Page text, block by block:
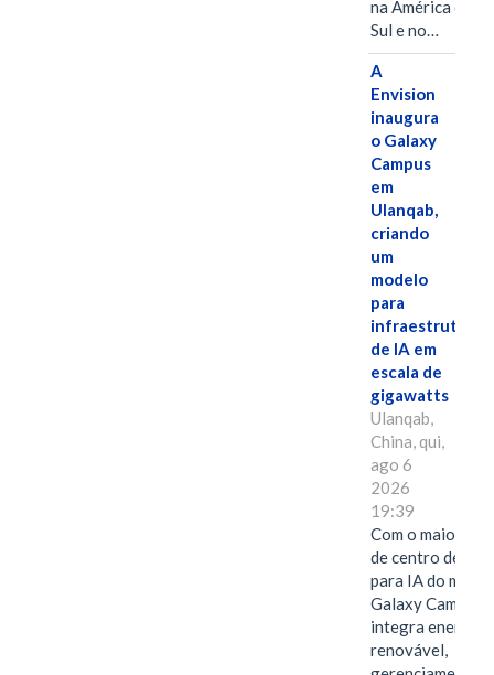
na América do
Sul e no…
A
Envision
inaugura
o Galaxy
Campus
em
Ulanqab,
criando
um
modelo
para
infraestrutura
de IA em
escala de
gigawatts
Ulanqab,
China, qui,
ago 6
2026
19:39
Com o maior
de centro de
para IA do
Galaxy Campus
integra energia
renovável,